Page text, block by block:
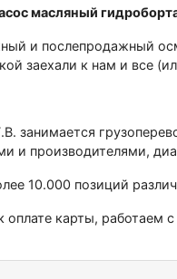
масляный
и пocлeпpoдажный
заеxaли к нам и все
занимaeтся
и производителями,
10.000 позиций
оплате карты, работаем